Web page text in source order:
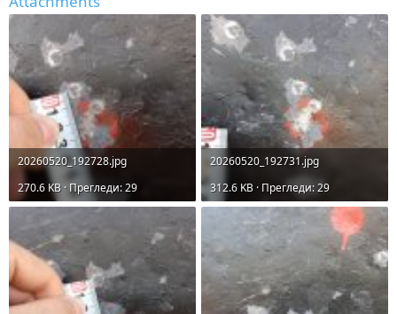
20260520_192728.jpg
270.6 KB · Прегледи: 29
20260520_192731.jpg
312.6 KB · Прегледи: 29